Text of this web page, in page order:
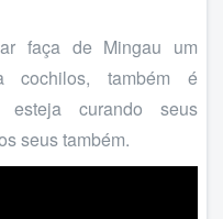
faça de Mingau um
cochilos, também é
curando seus
seus também.